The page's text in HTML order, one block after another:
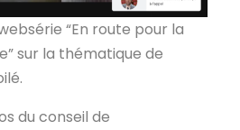
“En route pour la
sur la thématique de
du conseil de